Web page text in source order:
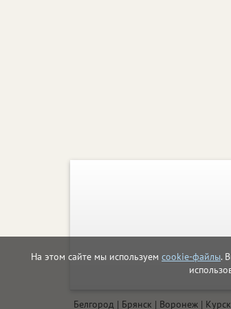
На этом сайте мы используем cookie-файлы.
Белгород Брянск Воронеж Курск